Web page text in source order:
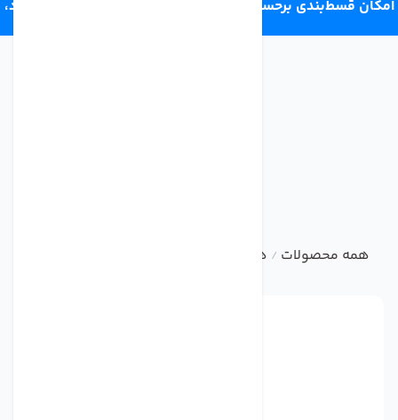
امکان قسط‌بندی برحسب اعتبار ترب‌پی 4 قسط ماهانه. بدون سود،
همه محصولات / هوزینگ تصفیه آب خانگی